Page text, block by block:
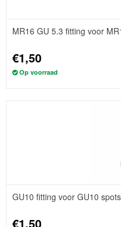
MR16 GU 5.3 fitting voor
€1,50
Op voorraad
GU10 fitting voor GU10
€1,50